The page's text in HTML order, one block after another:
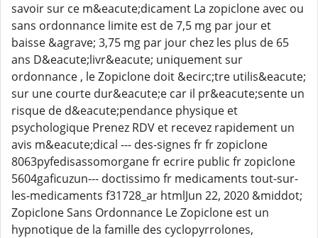
savoir sur ce m&eacute;dicament La zopiclone avec ou
sans ordonnance limite est de 7,5 mg par jour et
baisse &agrave; 3,75 mg par jour chez les plus de 65
ans D&eacute;livr&eacute; uniquement sur
ordonnance , le Zopiclone doit &ecirc;tre utilis&eacute;
sur une courte dur&eacute;e car il pr&eacute;sente un
risque de d&eacute;pendance physique et
psychologique Prenez RDV et recevez rapidement un
avis m&eacute;dical --- des-signes fr fr zopiclone
8063pyfedisassomorgane fr ecrire public fr zopiclone
5604gaficuzun--- doctissimo fr medicaments tout-sur-
les-medicaments f31728_ar htmlJun 22, 2020 &middot;
Zopiclone Sans Ordonnance Le Zopiclone est un
hypnotique de la famille des cyclopyrrolones,